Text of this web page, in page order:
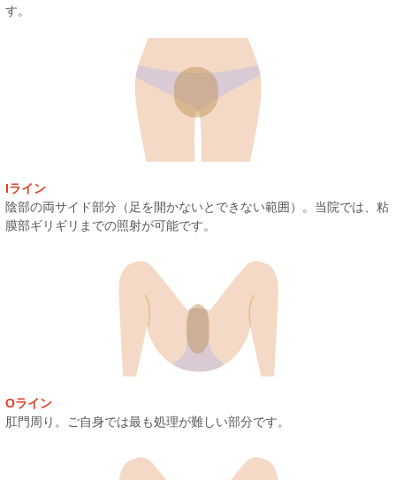
す。
Iライン
陰部の両サイド部分（足を開かないとできない範囲）。当院では、粘
膜部ギリギリまでの照射が可能です。
Oライン
肛門周り。ご自身では最も処理が難しい部分です。